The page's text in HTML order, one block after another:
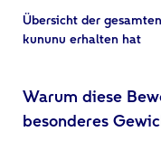
Übersicht der
kununu erhalten hat
Warum diese
besonderes